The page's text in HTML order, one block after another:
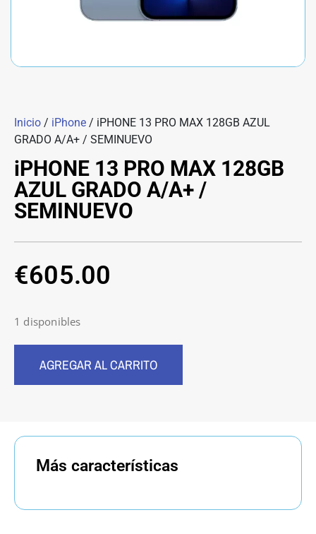
Inicio / iPhone / iPHONE 13 PRO MAX 128GB AZUL
GRADO A/A+ / SEMINUEVO
iPHONE 13 PRO MAX 128GB
AZUL GRADO A/A+ /
SEMINUEVO
€605.00
1 disponibles
AGREGAR AL CARRITO
Más características